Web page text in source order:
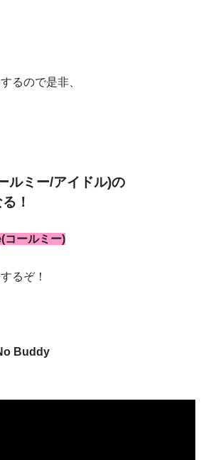
るので是非、
ルミー/アイドル)の
！
コールミー)
るぞ！
Buddy